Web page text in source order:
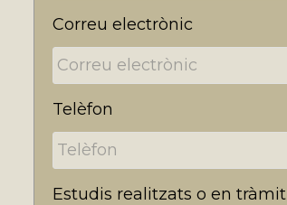
Correu electrònic
Telèfon
Estudis realitzats o en tràmit